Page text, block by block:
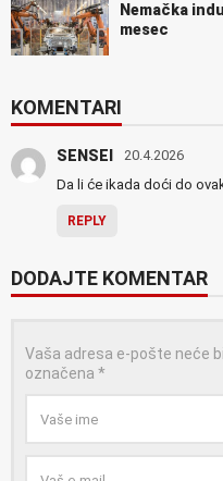
Nemačka
mesec
KOMENTARI
SENSEI 20.4.2026
Da li će ikada doći do
REPLY
DODAJTE KOMENTAR
Vaša adresa e-pošte neće
označena *